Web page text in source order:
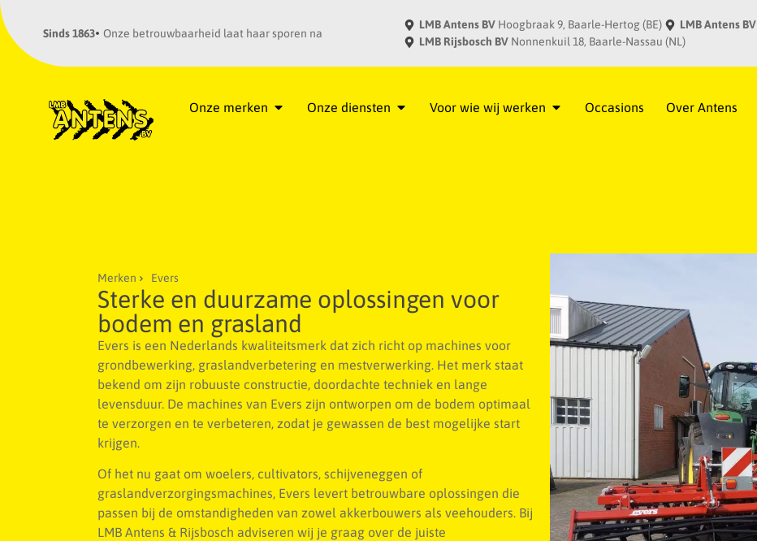
Sinds 1863 Onze betrouwbaarheid laat haar sporen na
LMB Antens BVHoogbraak 9, Baarle-Hertog (BE) LMB Antens BV
LMB Rijsbosch BV Nonnenkuil 18, Baarle-Nassau (NL)
Onze merken Onze diensten Voor wie wij werken Occasions Over Antens
Merken Evers
Sterke en duurzame oplossingen voor
bodem en grasland
Evers is een Nederlands kwaliteitsmerk dat zich richt op machines voor
grondbewerking, graslandverbetering en mestverwerking. Het merk staat
bekend om zijn robuuste constructie, doordachte techniek en lange
levensduur. De machines van Evers zijn ontworpen om de bodem optimaal
te verzorgen en te verbeteren, zodat je gewassen de best mogelijke start
krijgen.
Of het nu gaat om woelers, cultivators, schijveneggen of
graslandverzorgingsmachines, Evers levert betrouwbare oplossingen die
passen bij de omstandigheden van zowel akkerbouwers als veehouders. Bij
LMB Antens & Rijsbosch adviseren wij je graag over de juiste